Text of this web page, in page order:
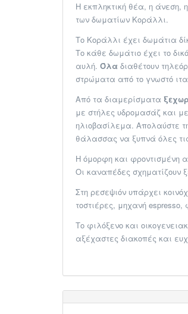
Η εκπληκτική θέα, η άνεση,
των δωματίων Κοράλλι.
Το Κοράλλι έχει δωμάτια
Το κάθε δωμάτιο έχει το
αυλή. Όλα διαθέτουν
στρώματα από το γνωστό
Από τα διαμερίσματα
με στήλες υδρομασάζ και
ηλιοβασίλεμα. Απολαύστε
θάλασσας να ξυπνά όλες
Η όμορφη και φροντισμένη
Οι καναπέδες σχηματίζουν
Στη ρεσεψιόν υπάρχει
τοστιέρες, μηχανή espresso,
Το φιλόξενο και
αξέχαστες διακοπές και